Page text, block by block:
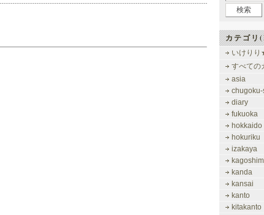
カテゴリ(
いけり
すべての
asia
diary
fukuoka
hokkaido
hokuriku
izakaya
kanda
kansai
kanto
kitakanto